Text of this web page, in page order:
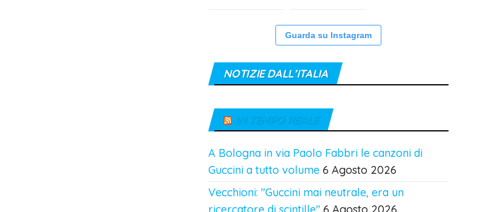
Guarda su Instagram
NOTIZIE DALL’ITALIA
IN TEMPO REALE
A Bologna in via Paolo Fabbri le canzoni di
Guccini a tutto volume 6 Agosto 2026
Vecchioni: "Guccini mai neutrale, era un